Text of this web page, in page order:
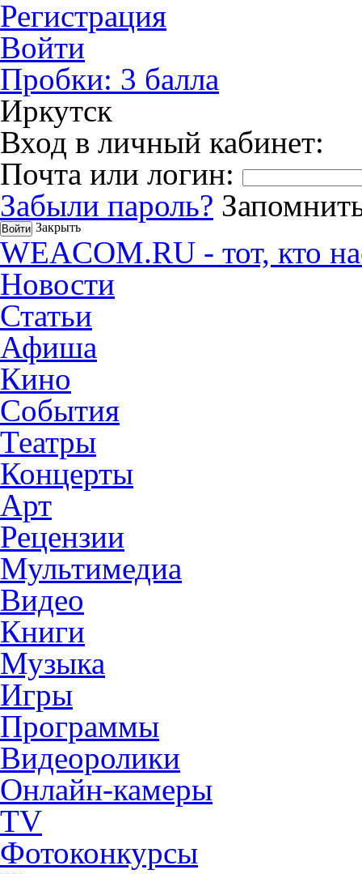
Регистрация
Войти
Пробки: 3 балла
Иркутск
Вход в личный кабинет:
Почта или логин:
Забыли пароль?
Закрыть
WEACOM.RU - тот, кто
Новости
Статьи
Афиша
Кино
События
Театры
Концерты
Арт
Рецензии
Мультимедиа
Видео
Книги
Музыка
Игры
Программы
Видеоролики
Онлайн-камеры
TV
Фотоконкурсы